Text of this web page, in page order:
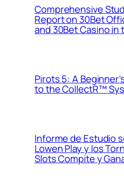
Comprehensive
Report on 30Bet
and 30Bet Casino in
Pirots 5: A
to the CollectR™
Informe de Estudio
Lowen Play y los
Slots Compite y